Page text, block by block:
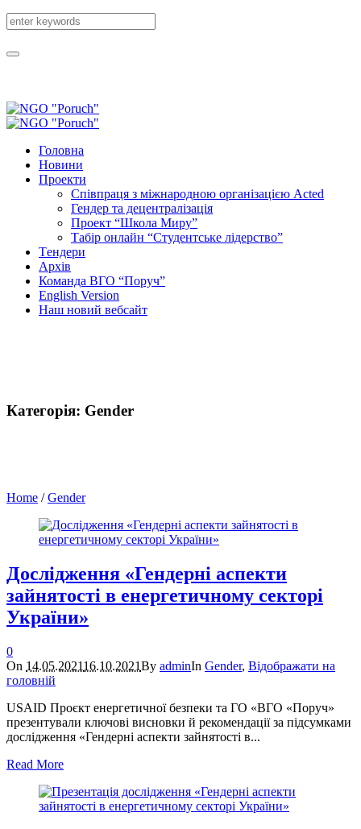
Головна
Новини
Проекти
Співпраця з міжнародною організацією Acted
Гендер та децентралізація
Проект “Школа Миру”
Табір онлайн “Студентське лідерство”
Tендери
Архів
Команда ВГО “Поруч”
English Version
Наш новий вебсайт
Категорія: Gender
Home /Gender
Дослідження «Гендерні аспекти
зайнятості в енергетичному секторі
України»
0
On 14.05.202116.10.2021By adminIn Gender, Відображати на
головній
USAID Проєкт енергетичної безпеки та ГО «ВГО «Поруч»
презентували ключові висновки й рекомендації за підсумками
дослідження «Гендерні аспекти зайнятості в...
Read More